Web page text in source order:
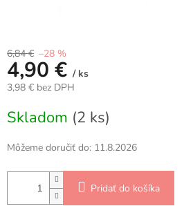
6,84 € –28 %
4,90 € / ks
3,98 € bez DPH
cena:
Skladom (2 ks)
Môžeme doručiť do: 11.8.2026
Pridať do košíka